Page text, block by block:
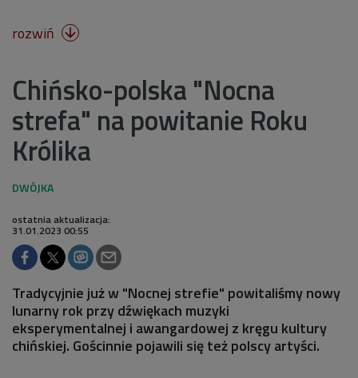
rozwiń 
Chińsko-polska "Nocna
strefa" na powitanie Roku
Królika
ostatnia aktualizacja:
31.01.2023 00:55
Tradycyjnie już w "Nocnej strefie" powitaliśmy nowy
lunarny rok przy dźwiękach muzyki
eksperymentalnej i awangardowej z kręgu kultury
chińskiej. Gościnnie pojawili się też polscy artyści.